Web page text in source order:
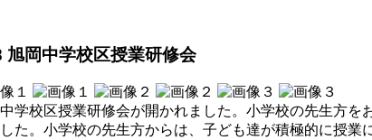
旭岡中学校区授業研修会
学校区授業研修会が開かれました。小学校の先生方
た。小学校の先生方からは、子ども達が積極的に授